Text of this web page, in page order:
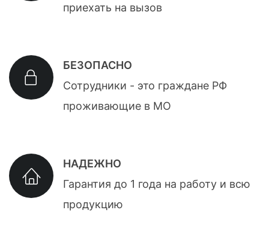
приехать на вызов
БЕЗОПАСНО
Сотрудники - это граждане РФ
проживающие в МО
НАДЕЖНО
Гарантия до 1 года на работу и всю
продукцию